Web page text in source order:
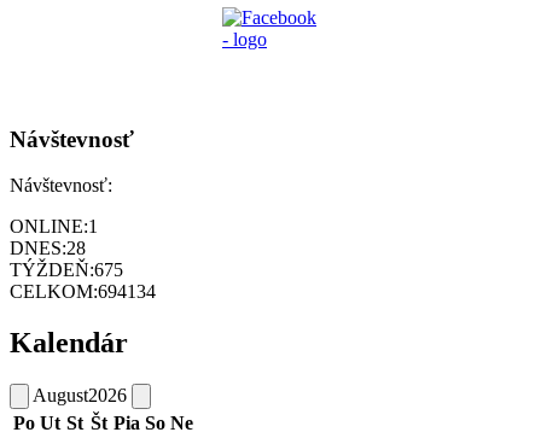
Návštevnosť
Návštevnosť:
ONLINE:1
DNES:28
TÝŽDEŇ:675
CELKOM:694134
Kalendár
August2026
Po Ut St Št Pia So Ne